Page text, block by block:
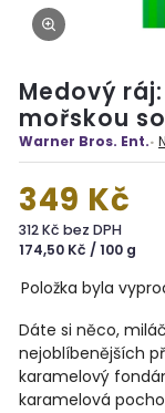
Medový
mořskou
Warner Bros. Ent.
349 Kč
312 Kč bez DPH
174,50 Kč / 100 g
Položka byla
Dáte si něco,
nejoblíbenějších
karamelový
karamelová